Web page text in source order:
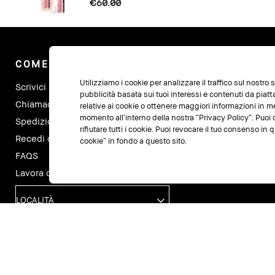
COME POSSIAMO AIUTARTI?
Scrivici
Chiamaci al +390294751216
Spedizioni e Resi
Recedi dal contratto qui
FAQS
Lavora con noi
LOCALITÀ
Il
I
Utilizziamo i cookie per analizzare il traffico sul nostro
pubblicità basata sui tuoi interessi e contenuti da
relative ai cookie o ottenere maggiori informazioni in
momento all’interno della nostra “Privacy Policy”.
rifiutare tutti i cookie. Puoi revocare il tuo consenso in
cookie” in fondo a questo sito.